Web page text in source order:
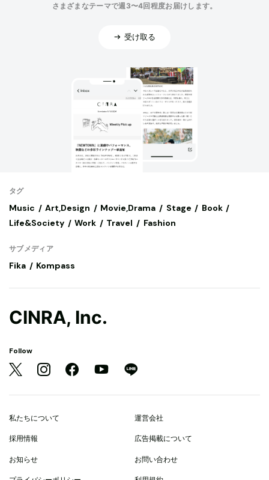
さまざまなテーマで週3〜4回程度お届けします。
受け取る
タグ
Music Art,Design Movie,Drama Stage
Book
Life&Society
Work Travel Fashion
サブメディア
Fika Kompass
CINRA, Inc.
Follow
私たちについて 運営会社
採用情報 広告掲載について
お知らせ お問い合わせ